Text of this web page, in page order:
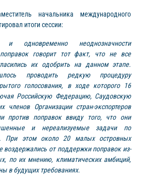
начальника международного
итоги сессии:
одновременно неоднозначности
говорит тот факт, что не все
их одобрить на данном этапе.
проводить редкую процедуру
голосования, в ходе которого 16
Российскую Федерацию, Саудовскую
членов Организации стран-экспортеров
против поправок ввиду того, что они
и нереализуемые задачи по
При этом около 20 малых островных
воздержались от поддержки поправок из-
по их мнению, климатических амбиций,
в будущих требованиях.